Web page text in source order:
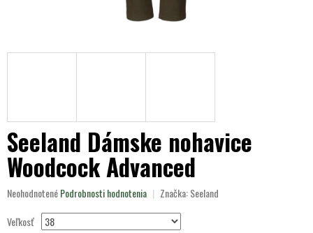
Seeland Dámske nohavice
Woodcock Advanced
Priemerné
produktu
NeohodnotenéPodrobnosti hodnotenia Značka:Seeland
Veľkosť